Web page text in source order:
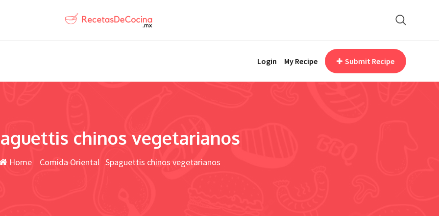
Login My Recipe Submit Recipe
chinos vegetarianos
Home Comida Oriental Spaguettis chinos vegetarianos